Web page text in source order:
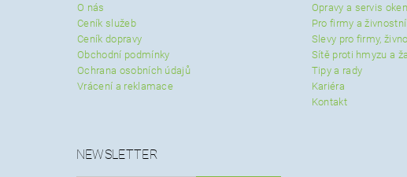
O nás
Ceník služeb
Ceník dopravy
Obchodní podmínky
Ochrana osobních údajů
Vrácení a reklamace
Opravy a servis oken
Pro firmy a
Slevy pro firmy,
Sítě proti hmyzu a
Tipy a rady
Kariéra
Kontakt
NEWSLETTER